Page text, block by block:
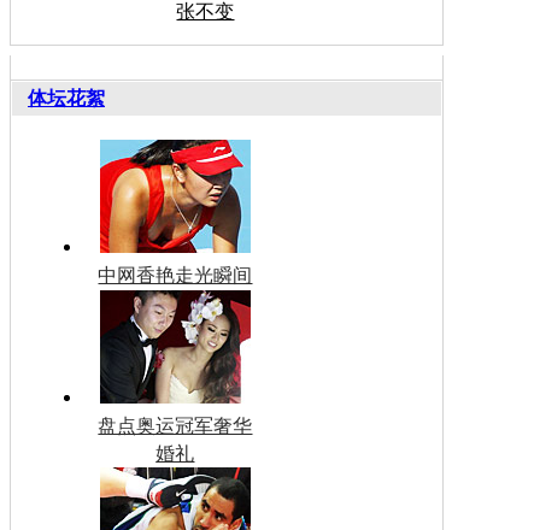
张不变
体坛花絮
中网香艳走光瞬间
盘点奥运冠军奢华
婚礼